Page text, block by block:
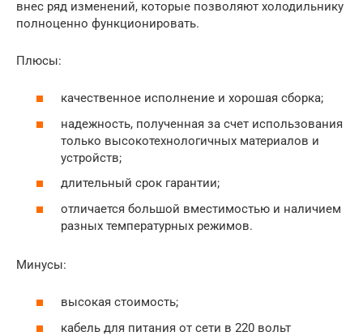
внес ряд изменений, которые позволяют холодильнику
полноценно функционировать.
Плюсы:
качественное исполнение и хорошая сборка;
надежность, полученная за счет использования
только высокотехнологичных материалов и
устройств;
длительный срок гарантии;
отличается большой вместимостью и наличием
разных температурных режимов.
Минусы:
высокая стоимость;
кабель для питания от сети в 220 вольт